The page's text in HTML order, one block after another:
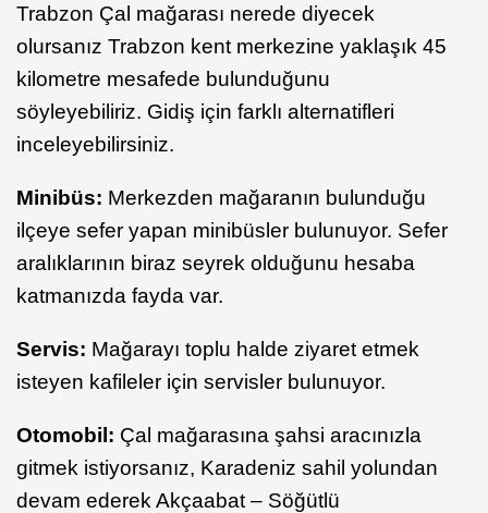
Trabzon Çal mağarası nerede diyecek
olursanız Trabzon kent merkezine yaklaşık 45
kilometre mesafede bulunduğunu
söyleyebiliriz. Gidiş için farklı alternatifleri
inceleyebilirsiniz.
Minibüs: Merkezden mağaranın bulunduğu
ilçeye sefer yapan minibüsler bulunuyor. Sefer
aralıklarının biraz seyrek olduğunu hesaba
katmanızda fayda var.
Servis: Mağarayı toplu halde ziyaret etmek
isteyen kafileler için servisler bulunuyor.
Otomobil: Çal mağarasına şahsi aracınızla
gitmek istiyorsanız, Karadeniz sahil yolundan
devam ederek Akçaabat – Söğütlü